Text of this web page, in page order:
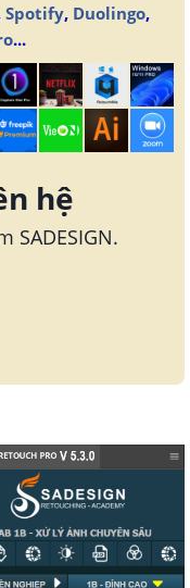
Spotify, Duolingo,
...
hệ
SADESIGN.